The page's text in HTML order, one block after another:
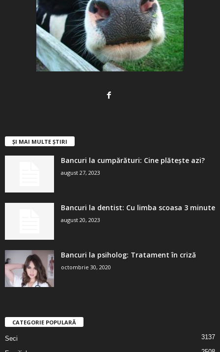
ȘI MAI MULTE ȘTIRI
Bancuri la cumpărături: Cine plătește azi?
august 27, 2023
Bancuri la dentist: Cu limba scoasa 3 minute
august 20, 2023
Bancuri la psiholog: Tratament în criză
octombrie 30, 2020
CATEGORIE POPULARĂ
Seci 3137